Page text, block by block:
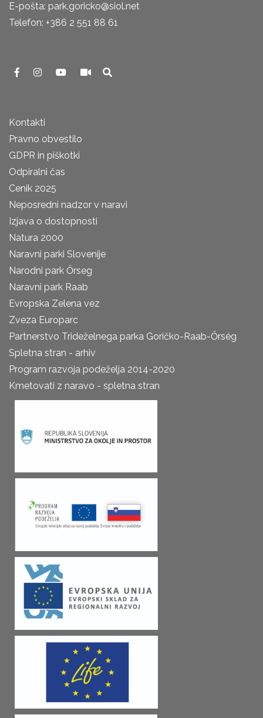
E-pošta: park.goricko@siol.net
Telefon: +386 2 551 88 61
Kontakti
Pravno obvestilo
GDPR in piškotki
Odpiralni čas
Cenik 2025
Neposredni nadzor v naravi
Izjava o dostopnosti
Natura 2000
Naravni parki Slovenije
Narodni park Őrseg
Naravni park Raab
Evropska Zelena vez
Zveza Europarc
Partnerstvo Trideželnega parka Goričko-Raab-Őrség
Spletna stran - arhiv
Program razvoja podeželja 2014-2020
Kmetovati z naravo - spletna stran